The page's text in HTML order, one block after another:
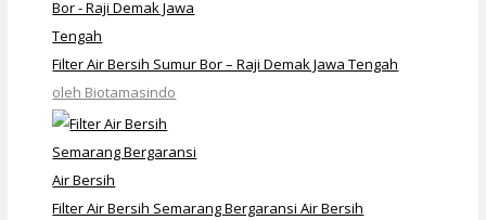
Filter Air Bersih Sumur Bor – Raji Demak Jawa Tengah
oleh Biotamasindo
Filter Air Bersih Semarang Bergaransi Air Bersih